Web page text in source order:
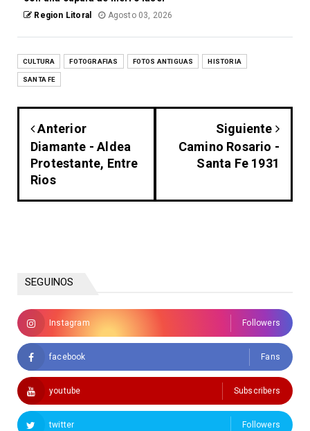
Region Litoral Agosto 03, 2026
CULTURA FOTOGRAFIAS FOTOS ANTIGUAS HISTORIA
SANTA FE
Anterior
Diamante - Aldea
Protestante, Entre
Rios
Siguiente
Camino Rosario -
Santa Fe 1931
SEGUINOS
Instagram Followers
facebook Fans
youtube Subscribers
twitter Followers